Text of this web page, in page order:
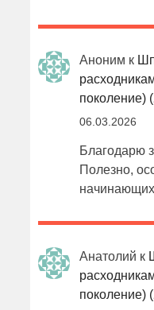
Аноним к
поколение)
06.03.2026
Благодарю
Полезно,
Анатолий к
поколение)